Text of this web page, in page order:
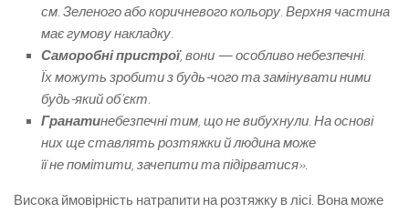
см. Зеленого або коричневого кольору. Верхня частина
має гумову накладку.
Саморобні пристрої, вони — особливо небезпечні.
Їх можуть зробити з будь-чого та замінувати ними
будь-який об’єкт.
Гранатинебезпечні тим, що не вибухнули. На основі
них ще ставлять розтяжки й людина може
її не помітити, зачепити та підірватися».
Висока ймовірність натрапити на розтяжку в лісі. Вона може